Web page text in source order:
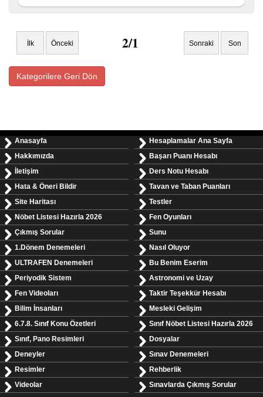
İlk Önceki 2/1 Sonraki Son
Kategorilere Geri Dön
Anasayfa
Hakkımızda
İletişim
Hata & Öneri Bildir
Site Haritası
Nöbet Listesi Hazırla 2026
Çıkmış Sorular
1.Dönem Denemeleri
ULTRAFEN Denemeleri
Periyodik Sistem
Fen Videoları
Bilim İnsanları
6.7.8. Sınıf Konu Özetleri
Sınıf, Pano Resimleri
Deneyler
Resimler
Videolar
Hesaplamalar Ana Sayfa
Başarı Puanı Hesabı
Ders Notu Hesabı
Tavan ve Taban Puanları
Testler
Fen Oyunları
Sunu
Nasıl Oluyor
Bu Benim Eserim
Astronomi ve Uzay
Taktir Teşekkür Hesabı
Mesleki Gelişim
Sınıf Nöbet Listesi Hazırla 2026
Dosyalar
Sınav Denemeleri
Rehberlik
Sınavlarda Çıkmış Sorular